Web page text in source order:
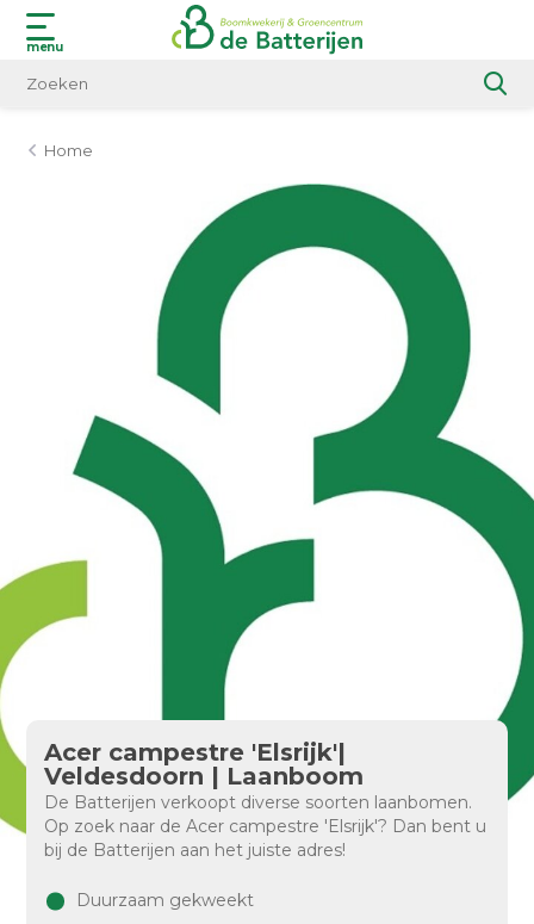
menu
Home
Acer campestre 'Elsrijk'|
Veldesdoorn | Laanboom
De Batterijen verkoopt diverse soorten laanbomen.
Op zoek naar de Acer campestre 'Elsrijk'? Dan bent u
bij de Batterijen aan het juiste adres!
Duurzaam gekweekt